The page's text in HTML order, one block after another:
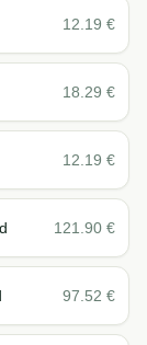
12.19 €
18.29 €
12.19 €
121.90 €
97.52 €